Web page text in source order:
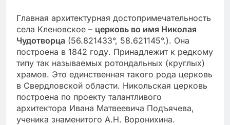
Главная архитектурная достопримечательность
села Кленовское – церковь во имя Николая
Чудотворца (56.821433°, 58.621145°.). Она
построена в 1842 году. Принадлежит к редкому
типу так называемых ротондальных (круглых)
храмов. Это единственная такого рода церковь
в Свердловской области. Никольская церковь
построена по проекту талантливого
архитектора Ивана Матвеевича Подъячева,
ученика знаменитого А.Н. Воронихина.